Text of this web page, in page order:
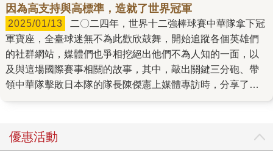
因為高支持與高標準，造就了世界冠軍
2025/01/13
軍寶座，全臺球迷無不為此歡欣鼓舞，開始追蹤各個英雄們
的社群網站，媒體們也爭相挖絕出他們不為人知的一面，以
及與這場國際賽事相關的故事，其中，敲出關鍵三分砲、帶
領中華隊擊敗日本隊的隊長陳傑憲上媒體專訪時，分享了一
戰袍，更邀請他擔任隊長一職，當時，陳傑憲在第一時間婉
拒，表示自己命沒這麼好，怕拖累大家，但總教練卻這樣回
優惠活動